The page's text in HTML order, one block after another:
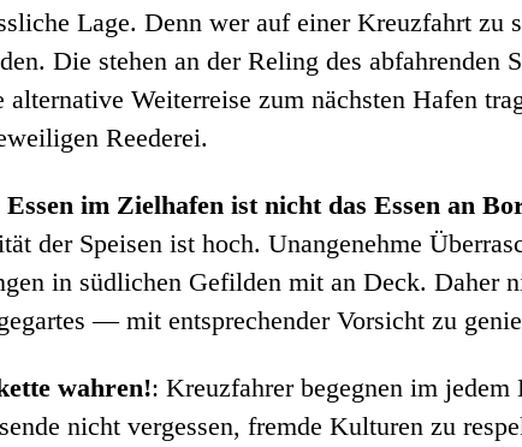
Lage. Denn wer auf einer Kreuzfahrt zu
Die stehen an der Reling des
Weiterreise zum nächsten Hafen
Reederei.
im Zielhafen ist nicht das Essen an
der Speisen ist hoch. Unangenehme
in südlichen Gefilden mit an Deck. Daher
— mit entsprechender Vorsicht zu
wahren!: Kreuzfahrer begegnen im
nicht vergessen, fremde Kulturen zu